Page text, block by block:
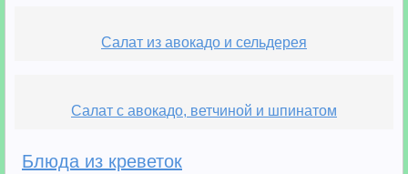
Салат из авокадо и сельдерея
Салат с авокадо, ветчиной и шпинатом
Блюда из креветок